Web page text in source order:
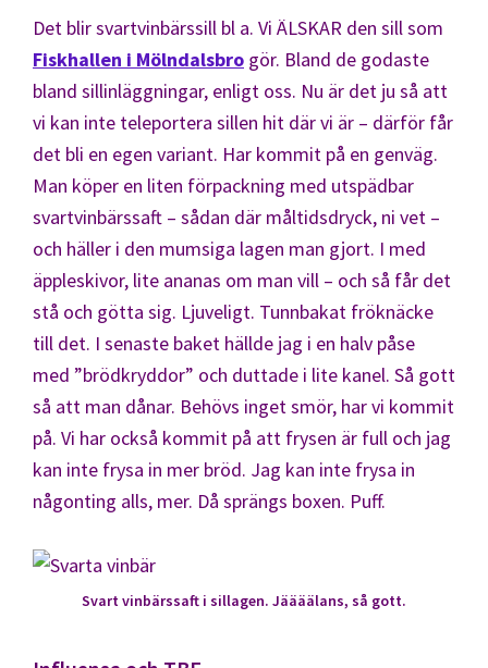
Det blir svartvinbärssill bl a. Vi ÄLSKAR den sill som
Fiskhallen i Mölndalsbro gör. Bland de godaste
bland sillinläggningar, enligt oss. Nu är det ju så att
vi kan inte teleportera sillen hit där vi är – därför får
det bli en egen variant. Har kommit på en genväg.
Man köper en liten förpackning med utspädbar
svartvinbärssaft – sådan där måltidsdryck, ni vet –
och häller i den mumsiga lagen man gjort. I med
äppleskivor, lite ananas om man vill – och så får det
stå och götta sig. Ljuveligt. Tunnbakat fröknäcke
till det. I senaste baket hällde jag i en halv påse
med ”brödkryddor” och duttade i lite kanel. Så gott
så att man dånar. Behövs inget smör, har vi kommit
på. Vi har också kommit på att frysen är full och jag
kan inte frysa in mer bröd. Jag kan inte frysa in
någonting alls, mer. Då sprängs boxen. Puff.
Svart vinbärssaft i sillagen. Jäääälans, så gott.